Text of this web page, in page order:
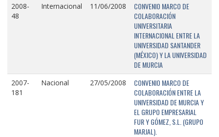
2008-
48
Internacional 11/06/2008
CONVENIO MARCO DE
COLABORACIÓN
UNIVERSITARIA
INTERNACIONAL ENTRE LA
UNIVERSIDAD SANTANDER
(MÉXICO) Y LA UNIVERSIDAD
DE MURCIA
2007-
181
Nacional 27/05/2008
CONVENIO MARCO DE
COLABORACIÓN ENTRE LA
UNIVERSIDAD DE MURCIA Y
EL GRUPO EMPRESARIAL
FUR Y GÓMEZ, S.L. (GRUPO
MARJAL).